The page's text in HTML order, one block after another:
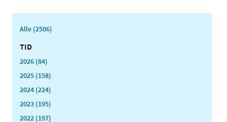
Alle (2506)
TID
2026 (84)
2025 (158)
2024 (224)
2023 (195)
2022 (197)